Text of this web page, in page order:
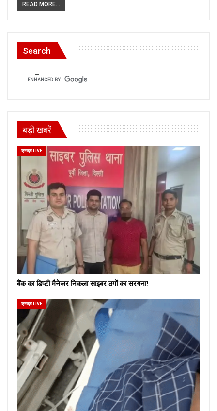
READ MORE...
Search
बड़ी खबरें
क्राइम LIVE
बैंक का डिप्टी मैनेजर निकला साइबर ठगों का सरगना!
क्राइम LIVE